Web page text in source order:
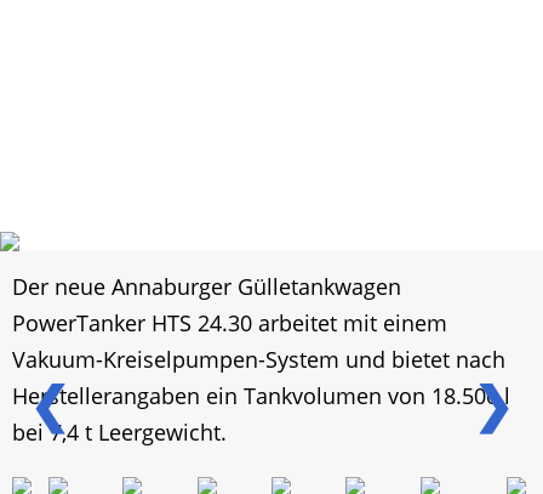
❮ ❯
Der neue Annaburger Gülletankwagen
PowerTanker HTS 24.30 arbeitet mit einem
Vakuum-Kreiselpumpen-System und bietet nach
Herstellerangaben ein Tankvolumen von 18.500 l
bei 7,4 t Leergewicht.